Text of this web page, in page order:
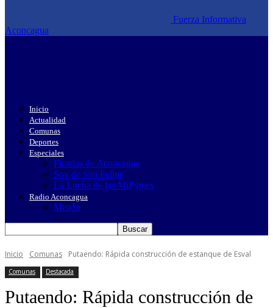
Fuerza Informativa
Aconcagua
Inicio
Actualidad
Comunas
Deportes
Especiales
Picadas de Aconcagua
Soy de San Felipe
La Lucha de las MiPymes
Radio Aconcagua
Misión
Inicio Comunas Putaendo: Rápida construcción de estanque de Esval
Comunas Destacada
Putaendo: Rápida construcción de